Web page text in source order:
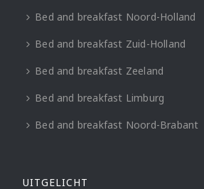
Bed and breakfast Noord-Holland
Bed and breakfast Zuid-Holland
Bed and breakfast Zeeland
Bed and breakfast Limburg
Bed and breakfast Noord-Brabant
UITGELICHT